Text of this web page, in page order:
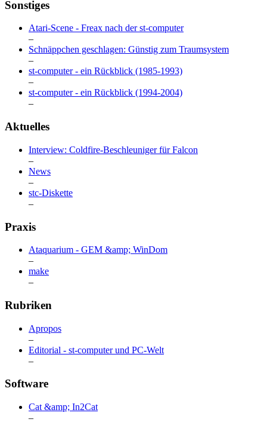
Sonstiges
Atari-Scene - Freax nach der st-computer
–
Schnäppchen geschlagen: Günstig zum Traumsystem
–
st-computer - ein Rückblick (1985-1993)
–
st-computer - ein Rückblick (1994-2004)
–
Aktuelles
Interview: Coldfire-Beschleuniger für Falcon
–
News
–
stc-Diskette
–
Praxis
Ataquarium - GEM &amp; WinDom
–
make
–
Rubriken
Apropos
–
Editorial - st-computer und PC-Welt
–
Software
Cat &amp; In2Cat
–